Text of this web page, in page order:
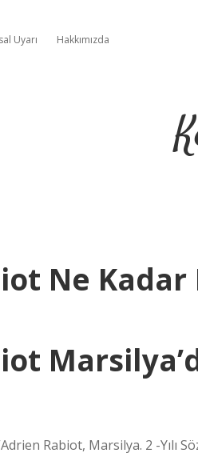
Uyarı Hakkımızda
Ne Kadar
Rabiot, Marsilya. 2 -Yılı